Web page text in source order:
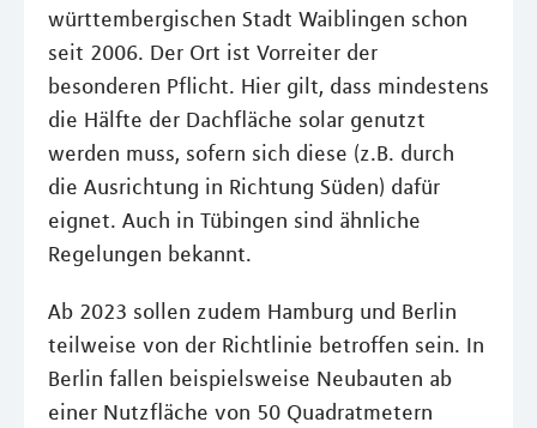
württembergischen Stadt Waiblingen schon
seit 2006. Der Ort ist Vorreiter der
besonderen Pflicht. Hier gilt, dass mindestens
die Hälfte der Dachfläche solar genutzt
werden muss, sofern sich diese (z.B. durch
die Ausrichtung in Richtung Süden) dafür
eignet. Auch in Tübingen sind ähnliche
Regelungen bekannt.
Ab 2023 sollen zudem Hamburg und Berlin
teilweise von der Richtlinie betroffen sein. In
Berlin fallen beispielsweise Neubauten ab
einer Nutzfläche von 50 Quadratmetern